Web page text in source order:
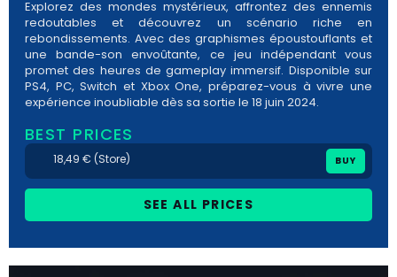
Explorez des mondes mystérieux, affrontez des ennemis
redoutables et découvrez un scénario riche en
rebondissements. Avec des graphismes époustouflants et
une bande-son envoûtante, ce jeu indépendant vous
promet des heures de gameplay immersif. Disponible sur
PS4, PC, Switch et Xbox One, préparez-vous à vivre une
expérience inoubliable dès sa sortie le 18 juin 2024.
BEST PRICES
18,49 € (Store) BUY
SEE ALL PRICES